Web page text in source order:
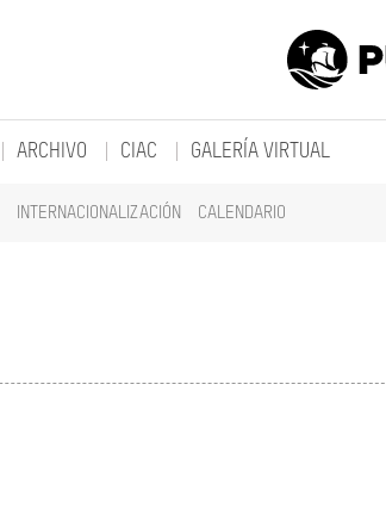
INTERNACIONALIZACIÓN CALENDARIO
ARCHIVO CIAC GALERÍA VIRTUAL